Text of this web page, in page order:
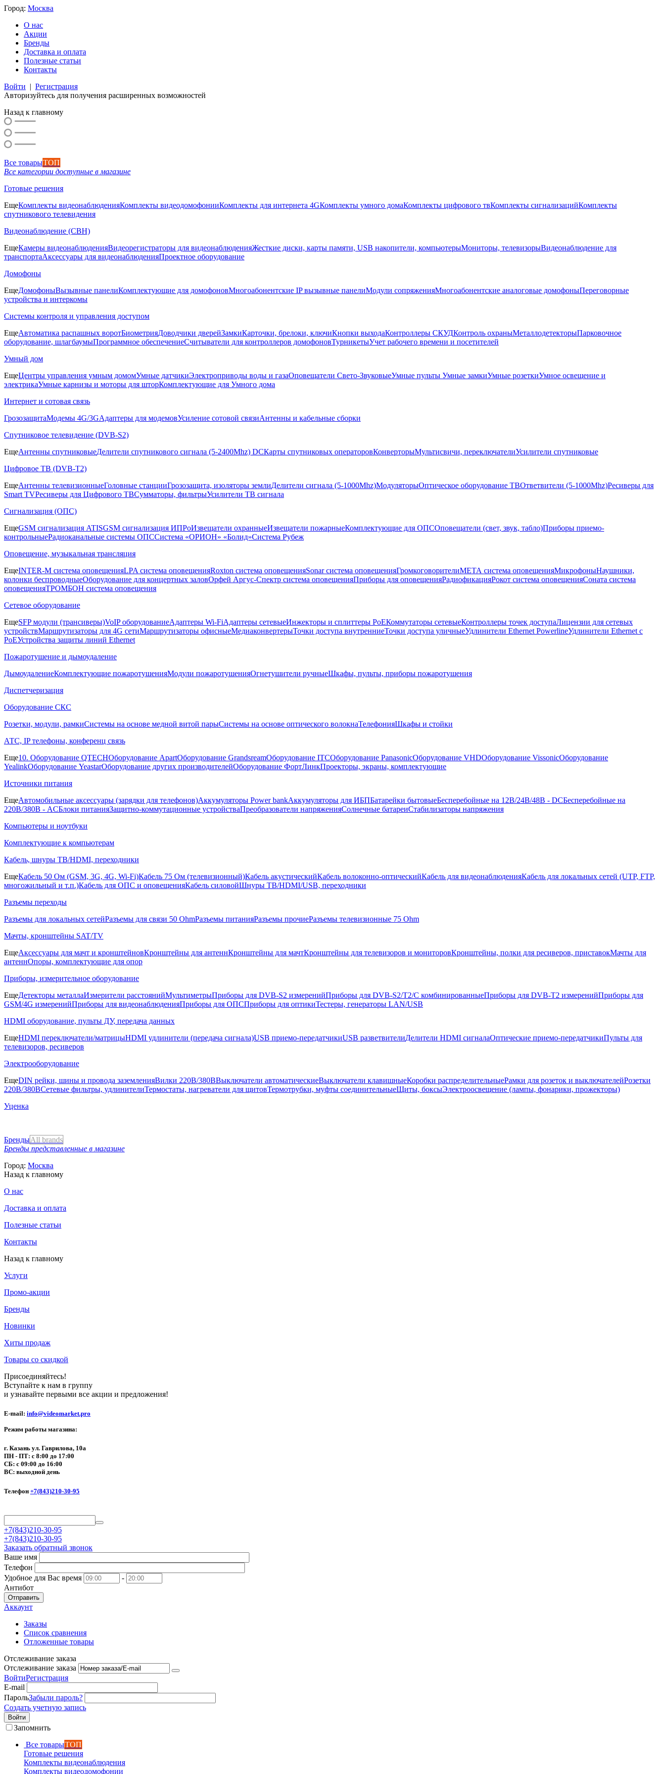
Город: Москва
О нас
Акции
Бренды
Доставка и оплата
Полезные статьи
Контакты
Войти | Регистрация
Авторизуйтесь для получения расширенных возможностей
Назад к главному
Все товарыТОП
Все категории доступные в магазине
Готовые решения
ЕщеКомплекты видеонаблюденияКомплекты видеодомофонииКомплекты для интернета 4GКомплекты умного домаКомплекты цифрового твКомплекты сигнализацийКомплекты
спутникового телевидения
Видеонаблюдение (СВН)
ЕщеКамеры видеонаблюденияВидеорегистраторы для видеонаблюденияЖесткие диски, карты памяти, USB накопители, компьютерыМониторы, телевизорыВидеонаблюдение для
транспортаАксессуары для видеонаблюденияПроектное оборудование
Домофоны
ЕщеДомофоныВызывные панелиКомплектующие для домофоновМногоабонентские IP вызывные панелиМодули сопряженияМногоабонентские аналоговые домофоныПереговорные
устройства и интеркомы
Системы контроля и управления доступом
ЕщеАвтоматика распашных воротБиометрияДоводчики дверейЗамкиКарточки, брелоки, ключиКнопки выходаКонтроллеры СКУДКонтроль охраныМеталлодетекторыПарковочное
оборудование, шлагбаумыПрограммное обеспечениеСчитыватели для контроллеров домофоновТурникетыУчет рабочего времени и посетителей
Умный дом
ЕщеЦентры управления умным домомУмные датчикиЭлектроприводы воды и газаОповещатели Свето-ЗвуковыеУмные пульты Умные замкиУмные розеткиУмное освещение и
электрикаУмные карнизы и моторы для шторКомплектующие для Умного дома
Интернет и сотовая связь
ГрозозащитаМодемы 4G/3GАдаптеры для модемовУсиление сотовой связиАнтенны и кабельные сборки
Спутниковое телевидение (DVB-S2)
ЕщеАнтенны спутниковыеДелители спутникового сигнала (5-2400Mhz) DCКарты спутниковых операторовКонверторыМультисвичи, переключателиУсилители спутниковые
Цифровое ТВ (DVB-T2)
ЕщеАнтенны телевизионныеГоловные станцииГрозозащита, изоляторы землиДелители сигнала (5-1000Mhz)МодуляторыОптическое оборудование ТВОтветвители (5-1000Mhz)Ресиверы для
Smart TVРесиверы для Цифрового ТВСумматоры, фильтрыУсилители ТВ сигнала
Сигнализация (ОПС)
ЕщеGSM сигнализация ATISGSM сигнализация ИПРоИзвещатели охранныеИзвещатели пожарныеКомплектующие для ОПСОповещатели (свет, звук, табло)Приборы приемо-
контрольныеРадиоканальные системы ОПССистема «ОРИОН» «Болид»Система Рубеж
Оповещение, музыкальная трансляция
ЕщеINTER-M система оповещенияLPA система оповещенияRoxton система оповещенияSonar система оповещенияГромкоговорителиМЕТА система оповещенияМикрофоныНаушники,
колонки беспроводныеОборудование для концертных заловОрфей Аргус-Спектр система оповещенияПриборы для оповещенияРадиофикацияРокот система оповещенияСоната система
оповещенияТРОМБОН система оповещения
Сетевое оборудование
ЕщеSFP модули (трансиверы)VoIP оборудованиеАдаптеры Wi-FiАдаптеры сетевыеИнжекторы и сплиттеры РоЕКоммутаторы сетевыеКонтроллеры точек доступаЛицензии для сетевых
устройствМаршрутизаторы для 4G сетиМаршрутизаторы офисныеМедиаконвертерыТочки доступа внутренниеТочки доступа уличныеУдлинители Ethernet PowerlineУдлинители Ethernet с
PoEУстройства защиты линий Ethernet
Пожаротушение и дымоудаление
ДымоудалениеКомплектующие пожаротушенияМодули пожаротушенияОгнетушители ручныеШкафы, пульты, приборы пожаротушения
Диспетчеризация
Оборудование СКС
Розетки, модули, рамкиСистемы на основе медной витой парыСистемы на основе оптического волокнаТелефонияШкафы и стойки
АТС, IP телефоны, конференц связь
Еще10. Оборудование QTECHОборудование ApartОборудование GrandsreamОборудование ITCОборудование PanasonicОборудование VHDОборудование VissonicОборудование
YealinkОборудование YeastarОборудование других производителейОборудование ФортЛинкПроекторы, экраны, комплектующие
Источники питания
ЕщеАвтомобильные аксессуары (зарядки для телефонов)Аккумуляторы Power bankАккумуляторы для ИБПБатарейки бытовыеБесперебойные на 12В/24В/48В - DCБесперебойные на
220В/380В - ACБлоки питанияЗащитно-коммутационные устройстваПреобразователи напряженияСолнечные батареиСтабилизаторы напряжения
Компьютеры и ноутбуки
Комплектующие к компьютерам
Кабель, шнуры ТВ/HDMI, переходники
ЕщеКабель 50 Ом (GSM, 3G, 4G, Wi-Fi)Кабель 75 Ом (телевизионный)Кабель акустическийКабель волоконно-оптическийКабель для видеонаблюденияКабель для локальных сетей (UTP, FTP,
многожильный и т.п.)Кабель для ОПС и оповещенияКабель силовойШнуры ТВ/HDMI/USB, переходники
Разъемы переходы
Разъемы для локальных сетейРазъемы для связи 50 OhmРазъемы питанияРазъемы прочиеРазъемы телевизионные 75 Ohm
Мачты, кронштейны SAT/TV
ЕщеАксессуары для мачт и кронштейновКронштейны для антеннКронштейны для мачтКронштейны для телевизоров и мониторовКронштейны, полки для ресиверов, приставокМачты для
антеннОпоры, комплектующие для опор
Приборы, измерительное оборудование
ЕщеДетекторы металлаИзмерители расстоянийМультиметрыПриборы для DVB-S2 измеренийПриборы для DVB-S2/T2/C комбинированныеПриборы для DVB-T2 измеренийПриборы для
GSM/4G измеренийПриборы для видеонаблюденияПриборы для ОПСПриборы для оптикиТестеры, генераторы LAN/USB
HDMI оборудование, пульты ДУ, передача данных
ЕщеHDMI переключатели/матрицыHDMI удлинители (передача сигнала)USB приемо-передатчикиUSB разветвителиДелители HDMI сигналаОптические приемо-передатчикиПульты для
телевизоров, ресиверов
Электрооборудование
ЕщеDIN рейки, шины и провода заземленияВилки 220В/380ВВыключатели автоматическиеВыключатели клавишныеКоробки распределительныеРамки для розеток и выключателейРозетки
220В/380ВСетевые фильтры, удлинителиТермостаты, нагреватели для щитовТермотрубки, муфты соединительныеЩиты, боксыЭлектроосвещение (лампы, фонарики, прожекторы)
Уценка
БрендыAll brands
Бренды представленные в магазине
Город: Москва
Назад к главному
О нас
Доставка и оплата
Полезные статьи
Контакты
Назад к главному
Услуги
Промо-акции
Бренды
Новинки
Хиты продаж
Товары со скидкой
Присоединяйтесь!
Вступайте к нам в группу
и узнавайте первыми все акции и предложения!
E-mail: info@videomarket.pro
Режим работы магазина:
г. Казань ул. Гаврилова, 10а
ПН - ПТ: с 8:00 до 17:00
СБ: с 09:00 до 16:00
ВС: выходной день
Телефон +7(843)210-30-95
+7(843)210-30-95
+7(843)210-30-95
Заказать обратный звонок
Ваше имя
Телефон
Удобное для Вас время
-
Антибот
Отправить
Аккаунт
Заказы
Список сравнения
Отложенные товары
Отслеживание заказа
Отслеживание заказа
ВойтиРегистрация
E-mail
ПарольЗабыли пароль?
Создать учетную запись
Войти
Запомнить
Все товарыТОП
Готовые решения
Комплекты видеонаблюдения
Комплекты видеодомофонии